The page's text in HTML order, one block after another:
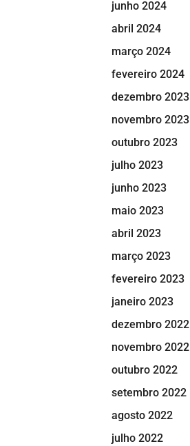
junho 2024
abril 2024
março 2024
fevereiro 2024
dezembro 2023
novembro 2023
outubro 2023
julho 2023
junho 2023
maio 2023
abril 2023
março 2023
fevereiro 2023
janeiro 2023
dezembro 2022
novembro 2022
outubro 2022
setembro 2022
agosto 2022
julho 2022